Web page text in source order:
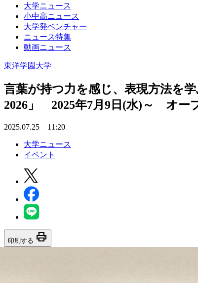
大学ニュース
小中高ニュース
大学発ベンチャー
ニュース特集
動画ニュース
東洋学園大学
言葉が持つ力を感じ、表現方法を
2026」 2025年7月9日(水)～ オー
2025.07.25 11:20
大学ニュース
イベント
印刷する print